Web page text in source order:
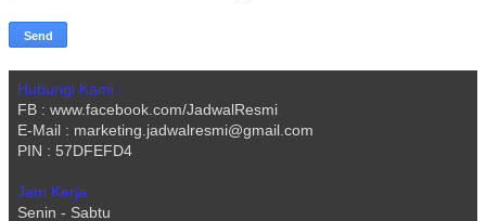
Hubungi Kami :
FB : www.facebook.com/JadwalResmi
E-Mail : marketing.jadwalresmi@gmail.com
PIN : 57DFEFD4
Jam Kerja :
Senin - Sabtu